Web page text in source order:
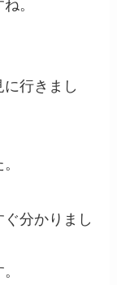
。
行きまし
分かりまし